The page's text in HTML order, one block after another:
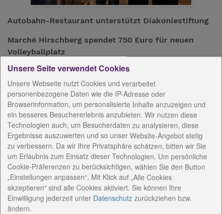
Autobahn-Restaurant unterstützt Diakoniestiftung
Marché Hirschberg spendet 750 Euro für neuen
Volleyballplatz
Mit einer Spende in Höhe von 750 Euro unterstützt
das Restaurant an der Autobahn-Raststätte die
Diakoniestiftung Weimar Bad Lobenstein bei der
Errichtung eines Volleyballplatzes auf dem Gelände
der Werkstätten für behinderte Menschen in
Altengesees.
Beschäftigte aus den Werkstätten für behinderte
Menschen in Bad Lobenstein und Altengesees
konnten die Spende heute von Marché-Betriebsleiter
Mario Kriebel im Autobahn-Restaurant bei
Unsere Seite verwendet Cookies
Unsere Webseite nutzt Cookies und verarbeitet
personenbezogene Daten wie die IP-Adresse oder
Browserinformation, um personalisierte Inhalte anzuzeigen und
ein besseres Besuchererlebnis anzubieten. Wir nutzen diese
Technologien auch, um Besucherdaten zu analysieren, diese
Ergebnisse auszuwerten und so unser Website-Angebot stetig
zu verbessern. Da wir Ihre Privatsphäre schätzen, bitten wir Sie
um Erlaubnis zum Einsatz dieser Technologien. Um persönliche
Cookie-Präferenzen zu berücksichtigen, wählen Sie den Button
„Einstellungen anpassen“. Mit Klick auf „Alle Cookies
akzeptieren“ sind alle Cookies aktiviert. Sie können Ihre
Einwilligung jederzeit unter Datenschutz zurückziehen bzw.
ändern.